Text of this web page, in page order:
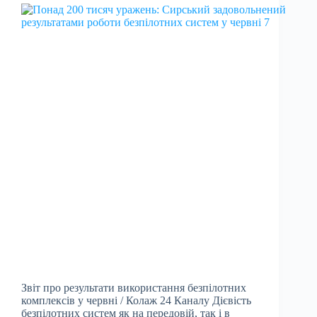
Звіт про результати використання безпілотних
комплексів у червні / Колаж 24 Каналу Дієвість
безпілотних систем як на передовій, так і в